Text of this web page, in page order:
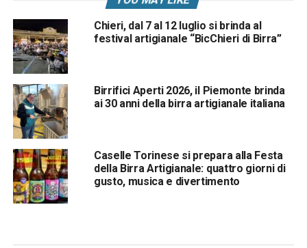
Chieri, dal 7 al 12 luglio si brinda al
festival artigianale “BicChieri di Birra”
Birrifici Aperti 2026, il Piemonte brinda
ai 30 anni della birra artigianale italiana
Caselle Torinese si prepara alla Festa
della Birra Artigianale: quattro giorni di
gusto, musica e divertimento